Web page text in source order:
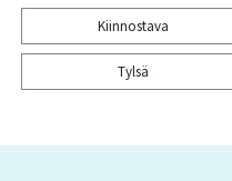
Kiinnostava
Tylsä